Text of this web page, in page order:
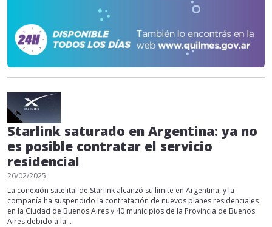
Starlink saturado en Argentina: ya no
es posible contratar el servicio
residencial
26/02/2025
La conexión satelital de Starlink alcanzó su límite en Argentina, y la
compañía ha suspendido la contratación de nuevos planes residenciales
en la Ciudad de Buenos Aires y 40 municipios de la Provincia de Buenos
Aires debido a la...